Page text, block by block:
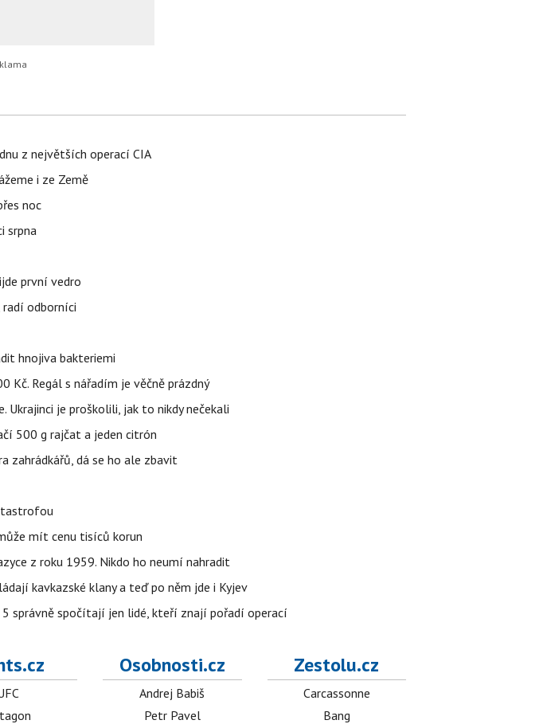
z největších operací CIA
i ze Země
noc
srpna
první vedro
odborníci
hnojiva bakteriemi
Kč. Regál s nářadím je věčně prázdný
je proškolili, jak to nikdy nečekali
500 g rajčat a jeden citrón
zahrádkářů, dá se ho ale zbavit
mít cenu tisíců korun
z roku 1959. Nikdo ho neumí nahradit
kavkazské klany a teď po něm jde i Kyjev
správně spočítají jen lidé, kteří znají pořadí operací
Osobnosti.cz
Andrej Babiš
Petr Pavel
Zestolu.cz
Carcassonne
Bang